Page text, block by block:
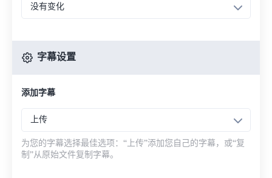
没有变化
字幕设置
添加字幕
上传
为您的字幕选择最佳选项：“上传”添加您自己的字幕，或“复
制”从原始文件复制字幕。